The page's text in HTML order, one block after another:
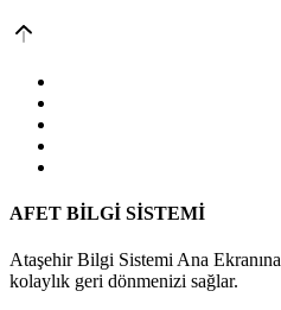
AFET BİLGİ SİSTEMİ
Ataşehir Bilgi Sistemi Ana Ekranına
kolaylık geri dönmenizi sağlar.